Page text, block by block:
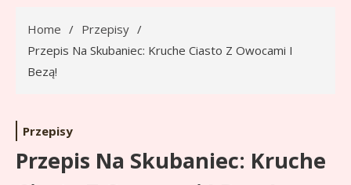
Home
Przepisy
Przepis Na Skubaniec: Kruche Ciasto Z Owocami I
Bezą!
Przepisy
Przepis Na Skubaniec: Kruche